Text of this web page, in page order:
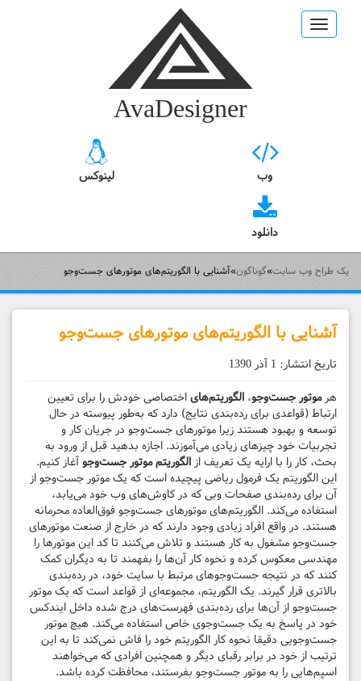
Toggle
navigation
AvaDesigner
وب لینوکس
دانلود
یک طراح وب سایت»گوناگون»آشنایی با الگوریتم‌های موتورهای جست‌وجو
آشنایی با الگوریتم‌های موتورهای جست‌وجو
تاریخ انتشار: 1 آذر 1390
هرموتور جست‌وجو، الگوریتم‌های اختصاصی خودش را برای تعیین
ارتباط (قواعدی برای رده‌بندی نتایج) دارد که به‌طور پیوسته در حال
توسعه و بهبود هستند زیرا موتورهای جست‌وجو در جریان کار و
تجربیات خود چیزهای زیادی می‌آموزند. اجازه بدهید قبل از ورود به
بحث، کار را با ارایه یک تعریف از الگوریتم موتور جست‌وجو آغاز کنیم.
این الگوریتم یک فرمول ریاضی پیچیده است که یک موتور جست‌وجو از
آن برای رده‌بندی صفحات وبی که در کاوش‌های وب خود می‌یابد،
استفاده می‌کند. الگوریتم‌های موتورهای جست‌وجو فوق‌العاده محرمانه
هستند. در واقع افراد زیادی وجود دارند که در خارج از صنعت موتورهای
جست‌وجو مشغول به کار هستند و تلاش می‌کنند تا کد این موتورها را
مهندسی معکوس کرده و نحوه کار آن‌ها را بفهمند تا به دیگران کمک
کنند که در نتیجه جست‌وجوهای مرتبط با سایت خود، در رده‌بندی
بالاتری قرار گیرند. یک الگوریتم، مجموعه‌ای از قواعد است که یک موتور
جست‌وجو از آن‌ها برای رده‌بندی فهرست‌های درج شده داخل ایندکس
خود در پاسخ به یک جست‌وجوی خاص استفاده می‌کند. هیچ موتور
جست‌وجویی دقیقا نحوه کار الگوریتم خود را فاش نمی‌کند تا به این
ترتیب از خود در برابر رقبای دیگر و همچنین افرادی که می‌خواهند
اسپم‌هایی را به موتور جست‌وجو بفرستند، محافظت کرده باشد.